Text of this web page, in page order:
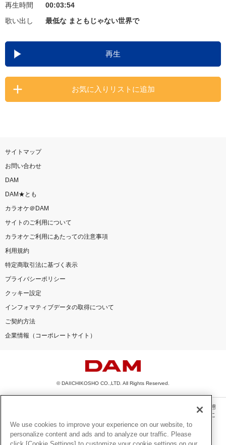
お知らせ よくあるご質問
DAMの新曲・ランキングなど
カラオケ最新情報をチェック！
再生時間
00:03:54
歌い出し
最低な まともじゃない世界で
再生
お気に入りリストに追加
サイトマップ
お問い合わせ
DAM
DAM★とも
カラオケ＠DAM
サイトのご利用について
カラオケご利用にあたっての注意事項
利用規約
特定商取引法に基づく表示
プライバシーポリシー
クッキー設定
インフォマティブデータの取得について
ご契約方法
企業情報（コーポレートサイト）
© DAIICHIKOSHO CO.,LTD. All Rights Reserved.
このサイトに掲載されている一切の文章・画像・写真・動画・音声等を、手段や形態
を問わず、著作権法の定める範囲を超えて無断で複製、転載、ファイル化などするこ
とを禁じます。
楽曲及びコンテンツは、機種によりご利用いただけない場合があります。
We use cookies to improve your experience on our website, to
personalize content and ads and to analyze our traffic. Please